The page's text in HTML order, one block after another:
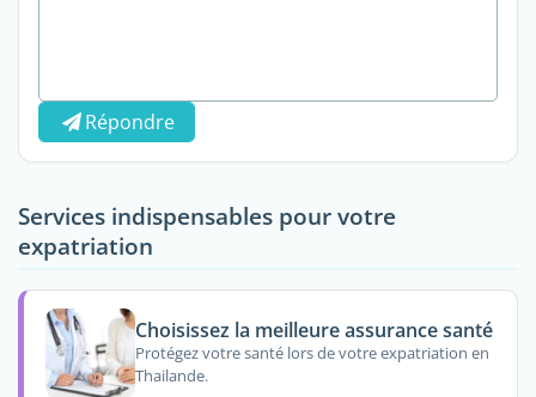
Répondre
Services indispensables pour votre
expatriation
Choisissez la meilleure assurance santé
Protégez votre santé lors de votre expatriation en
Thailande.